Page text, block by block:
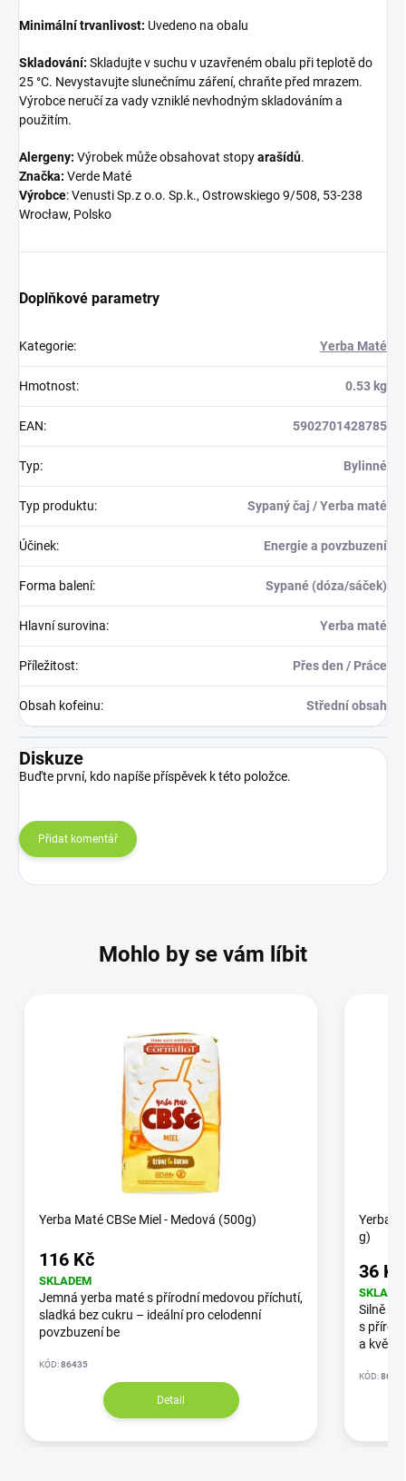
Minimální trvanlivost: Uvedeno na obalu
Skladování: Skladujte v suchu v uzavřeném obalu při teplotě do
25 °C. Nevystavujte slunečnímu záření, chraňte před mrazem.
Výrobce neručí za vady vzniklé nevhodným skladováním a
použitím.
Alergeny: Výrobek může obsahovat stopyarašídů.
Značka: Verde Maté
Výrobce: Venusti Sp.z o.o. Sp.k., Ostrowskiego 9/508, 53-238
Wrocław, Polsko
Doplňkové parametry
Kategorie: Yerba Maté
Hmotnost: 0.53 kg
EAN: 5902701428785
Typ: Bylinné
Typ produktu: Sypaný čaj / Yerba maté
Účinek: Energie a povzbuzení
Forma balení: Sypané (dóza/sáček)
Hlavní surovina: Yerba maté
Příležitost: Přes den / Práce
Obsah kofeinu: Střední obsah
Diskuze
Buďte první, kdo napíše příspěvek k této položce.
Přidat komentář
Mohlo by se vám líbit
Yerba Maté CBSe Miel - Medová (500g)
116 Kč
SKLADEM
Jemná yerba maté s přírodní medovou příchutí,
sladká bez cukru – ideální pro celodenní
povzbuzení be
KÓD:86435
Detail
Yerba
g)
36 Kč
Silně
s
a květy
KÓD: